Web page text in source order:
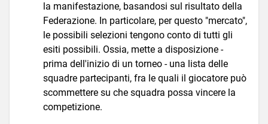
la manifestazione, basandosi sul risultato della
Federazione. In particolare, per questo "mercato",
le possibili selezioni tengono conto di tutti gli
esiti possibili. Ossia, mette a disposizione -
prima dell'inizio di un torneo - una lista delle
squadre partecipanti, fra le quali il giocatore può
scommettere su che squadra possa vincere la
competizione.